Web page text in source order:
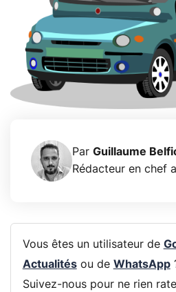
Par Guillaume
Rédacteur en chef
Vous êtes un utilisateur de
Actualitésou de WhatsApp
Suivez-nous pour ne rien